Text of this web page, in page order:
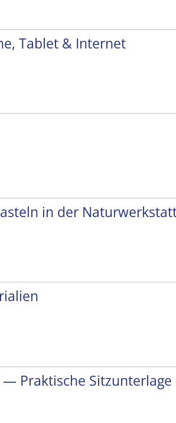
Tablet & Internet
in der
Praktische Sitzunterlage